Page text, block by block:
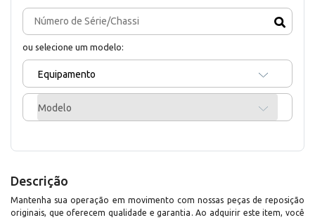
ou selecione um modelo:
Equipamento
Modelo
Descrição
Mantenha sua operação em movimento com nossas peças de reposição
originais, que oferecem qualidade e garantia. Ao adquirir este item, você